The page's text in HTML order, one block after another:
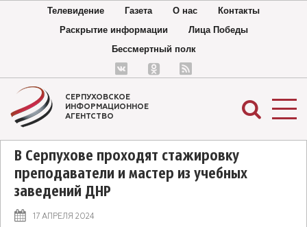
Телевидение Газета О нас
Контакты
Раскрытие информации
Лица Победы
Бессмертный полк
СЕРПУХОВСКОЕ
ИНФОРМАЦИОННОЕ
АГЕНТСТВО
В Серпухове проходят стажировку
преподаватели и мастер из учебных
заведений ДНР
17 АПРЕЛЯ 2024